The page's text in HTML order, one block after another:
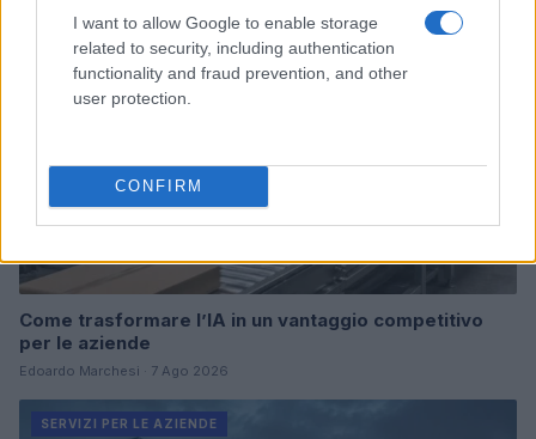
I want to allow Google to enable storage
related to security, including authentication
functionality and fraud prevention, and other
user protection.
CONFIRM
Come trasformare l’IA in un vantaggio competitivo
per le aziende
Edoardo Marchesi · 7 Ago 2026
SERVIZI PER LE AZIENDE